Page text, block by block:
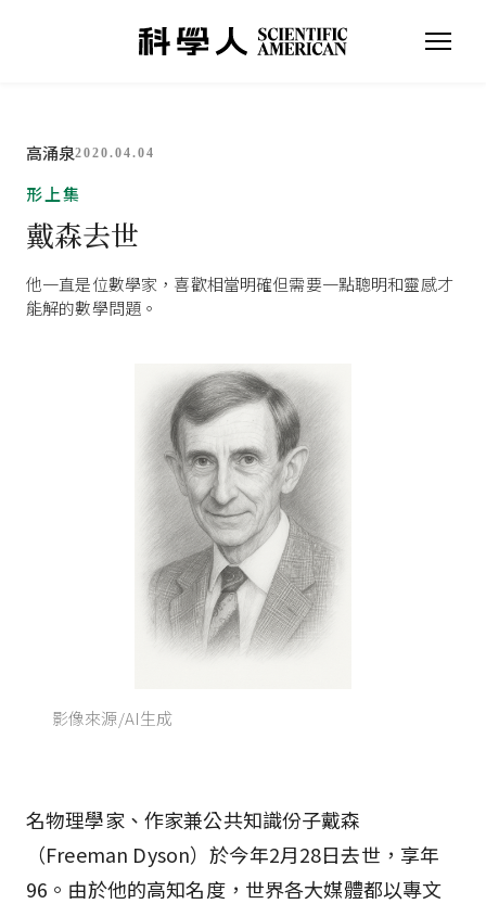
高涌泉2020.04.04
形上集
戴森去世
他一直是位數學家，喜歡相當明確但需要一點聰明和靈感才
能解的數學問題。
影像來源/AI生成
名物理學家、作家兼公共知識份子戴森
（Freeman Dyson）於今年2月28日去世，享年
96。由於他的高知名度，世界各大媒體都以專文